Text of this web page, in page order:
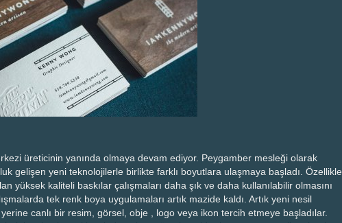
üreticinin yanında olmaya devam ediyor. Peygamber mesleği olarak
gelişen yeni teknolojilerle birlikte farklı boyutlara ulaşmaya başladı. Özellikle
yüksek kaliteli baskılar çalışmaları daha şık ve daha kullanılabilir olmasını
tek renk boya uygulamaları artık mazide kaldı. Artık yeni nesil
yerine canlı bir resim, görsel, obje , logo veya ikon tercih etmeye başladılar.